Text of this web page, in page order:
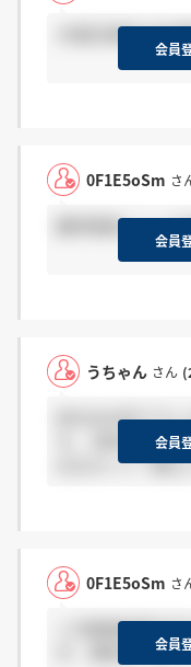
大阪区選考の先
会員
0F1E5oSm さ
最終面接ここっ
会員
うちゃん さん
自分はお祈りで
す。 倍率を知り
の方ホント？教
会員
0F1E5oSm さ
二次面接結果今
が、現時点で来
会員